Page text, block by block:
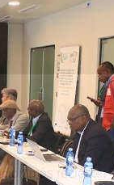
más reciente;